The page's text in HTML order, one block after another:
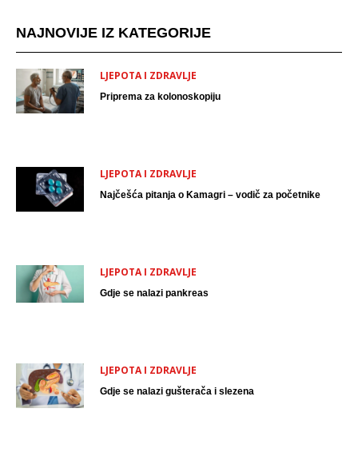
NAJNOVIJE IZ KATEGORIJE
LJEPOTA I ZDRAVLJE
Priprema za kolonoskopiju
LJEPOTA I ZDRAVLJE
Najčešća pitanja o Kamagri – vodič za početnike
LJEPOTA I ZDRAVLJE
Gdje se nalazi pankreas
LJEPOTA I ZDRAVLJE
Gdje se nalazi gušterača i slezena